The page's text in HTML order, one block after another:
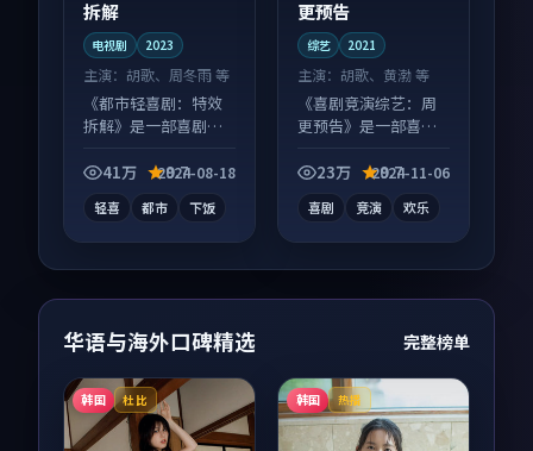
拆解
电视剧 2023
主演： 胡歌、周冬雨 等
《都市轻喜剧：特效
拆解》是一部喜剧向
系层层推进，尾声常
41万 9.7
2024-08-18
轻喜 都市 下饭
更预告
综艺 2021
主演： 胡歌、黄渤 等
《喜剧竞演综艺：周
更预告》是一部喜剧
续发酵，适合周末一
23万 9.7
2024-11-06
喜剧 竞演 欢乐
华语与海外口碑精选 完整榜单
韩国 杜比 韩国 热播